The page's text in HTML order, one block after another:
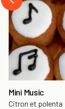
Mini Music
Citron et polenta
prev